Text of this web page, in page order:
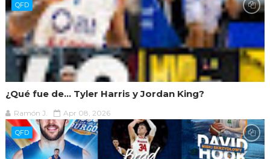
QFD
¿Qué fue de... Tyler Harris y Jordan King?
Ramón J. Apr 08, 2026
QFD